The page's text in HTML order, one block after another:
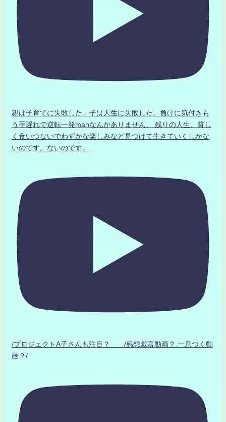
親は子育てに失敗した」子は人生に失敗した。負けに気付きも
う手遅れで逆転一発manなんかありません、 残りの人生、貧し
く食いつないでわずかな楽しみなど見つけて生きていくしかな
いのです。ないのです。
/プロジェクトA子さんも注目？ /感想戯言動画？.一息つく動
画？/